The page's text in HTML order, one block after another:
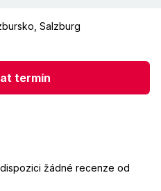
Salzburg
termín
žádné recenze od